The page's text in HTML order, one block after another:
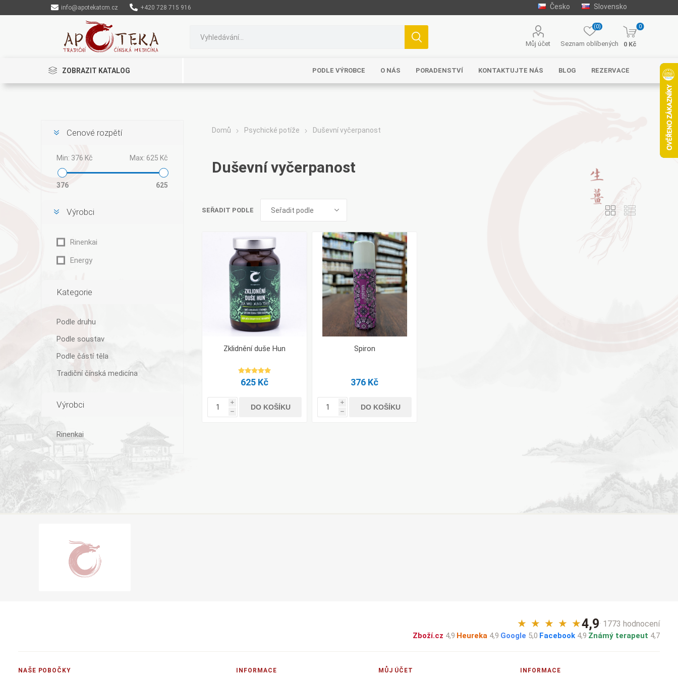
info@apotekatcm.cz +420 728 715 916 Česko Slovensko
Můj účet Seznam oblíbených
(0) 0
0 Kč
ZOBRAZIT KATALOG PODLE VÝROBCE O NÁS PORADENSTVÍ KONTAKTUJTE NÁS BLOG REZERVACE
Domů Psychické potíže Duševní vyčerpanost
Duševní vyčerpanost
SEŘADIT PODLE
Zklidnění duše Hun
625 Kč
i
h
DO KOŠÍKU
Spiron
376 Kč
i
h
DO KOŠÍKU
Cenové rozpětí
Min: 376 Kč Max: 625 Kč
376 625
Výrobci
Rinenkai
Energy
Kategorie
Podle druhu
Podle soustav
Podle částí těla
Tradiční čínská medicína
Výrobci
Rinenkai
★ ★ ★ ★ ★4,9· 1773 hodnocení
Zboží.cz 4,9·Heureka 4,9·Google 5,0·Facebook 4,9·Známý terapeut 4,7
NAŠE POBOČKY INFORMACE MŮJ ÚČET INFORMACE